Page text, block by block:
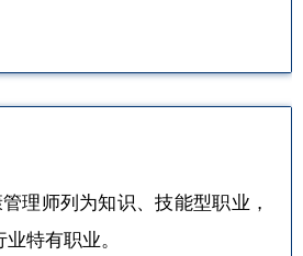
理师列为知识、技能型职业，
特有职业。